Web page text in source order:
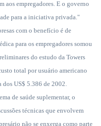
aos empregadores. E o governo
para a iniciativa privada."
com o benefício é de
para os empregadores somou
do estudo da Towers
total por usuário americano
US$ 5.386 de 2002.
de saúde suplementar, o
técnicas que envolvem
não se enxerga como parte